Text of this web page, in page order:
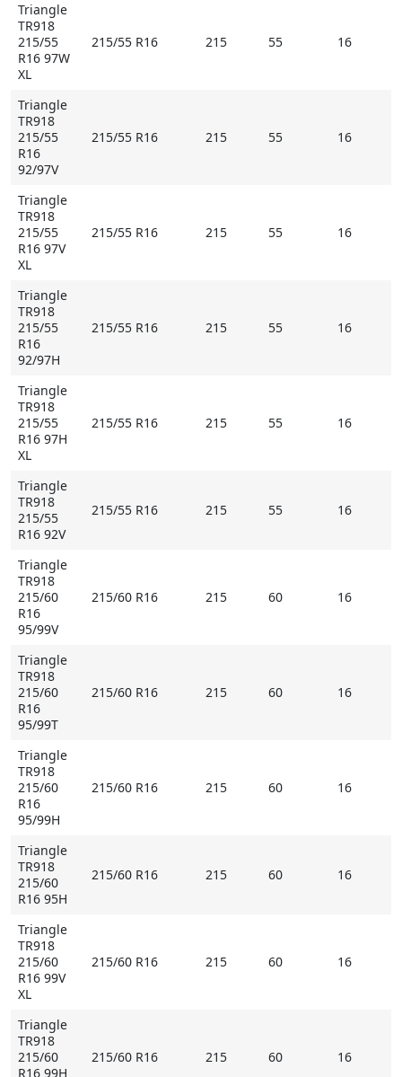
Triangle
TR918
215/55
R16 97W
XL
215/55 R16 215 55 16
Triangle
TR918
215/55
R16
92/97V
215/55 R16 215 55 16
Triangle
TR918
215/55
R16 97V
XL
215/55 R16 215 55 16
Triangle
TR918
215/55
R16
92/97H
215/55 R16 215 55 16
Triangle
TR918
215/55
R16 97H
XL
215/55 R16 215 55 16
Triangle
TR918
215/55
R16 92V
215/55 R16 215 55 16
Triangle
TR918
215/60
R16
95/99V
215/60 R16 215 60 16
Triangle
TR918
215/60
R16
95/99T
215/60 R16 215 60 16
Triangle
TR918
215/60
R16
95/99H
215/60 R16 215 60 16
Triangle
TR918
215/60
R16 95H
215/60 R16 215 60 16
Triangle
TR918
215/60
R16 99V
XL
215/60 R16 215 60 16
Triangle
TR918
215/60
R16 99H
215/60 R16 215 60 16